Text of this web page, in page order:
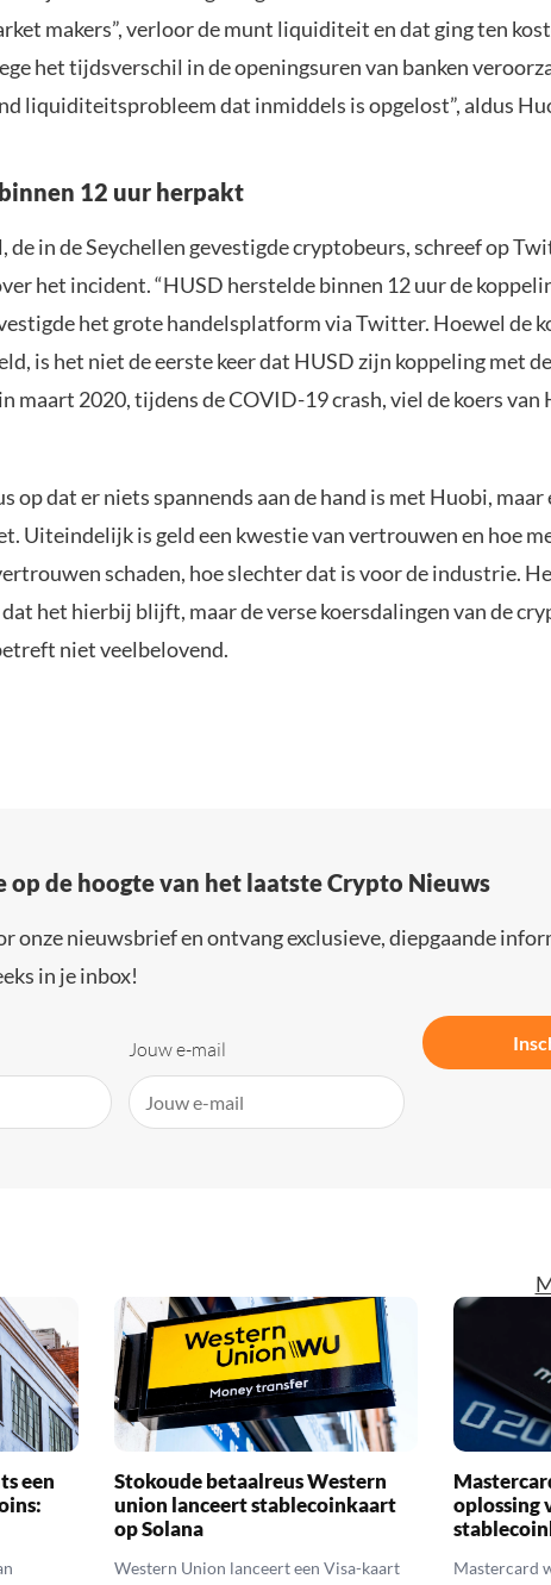
makers”, verloor de munt liquiditeit en dat ging ten
het tijdsverschil in de openingsuren van banken
liquiditeitsprobleem dat inmiddels is opgelost”, aldus
12 uur herpakt
de in de Seychellen gevestigde cryptobeurs, schreef op
het incident. “HUSD herstelde binnen 12 uur de
het grote handelsplatform via Twitter. Hoewel de
is het niet de eerste keer dat HUSD zijn koppeling met
maart 2020, tijdens de COVID-19 crash, viel de koers van
op dat er niets spannends aan de hand is met Huobi, maar
Uiteindelijk is geld een kwestie van vertrouwen en hoe
schaden, hoe slechter dat is voor de industrie.
het hierbij blijft, maar de verse koersdalingen van de
niet veelbelovend.
op de hoogte van het laatste Crypto Nieuws
onze nieuwsbrief en ontvang exclusieve, diepgaande
in je inbox!
Jouw e-mail
een
Stokoude betaalreus Western
union lanceert stablecoinkaart
op Solana
Western Union lanceert een Visa-kaart
oplossing
Mastercard